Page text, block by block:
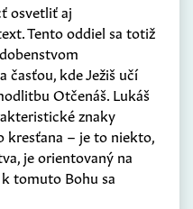
osvetliť aj
Tento oddiel sa totiž
časťou, kde Ježiš učí
Otčenáš. Lukáš
znaky
kresťana – je to niekto,
je orientovaný na
tomuto Bohu sa